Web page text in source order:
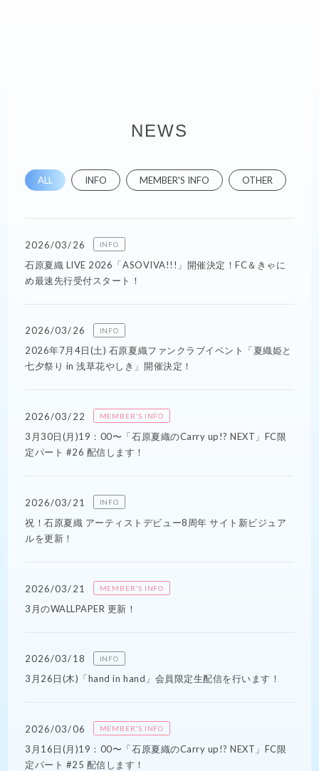
NEWS
ALL INFO MEMBER'S INFO OTHER
2026/03/26 INFO
石原夏織 LIVE 2026「ASOVIVA!!!」開催決定！FC＆きゃに
め最速先行受付スタート！
2026/03/26 INFO
2026年7月4日(土) 石原夏織ファンクラブイベント「夏織姫と
七夕祭り in 浅草花やしき」開催決定！
2026/03/22 MEMBER'S INFO
3月30日(月)19：00〜「石原夏織のCarry up!? NEXT」FC限
定パート #26 配信します！
2026/03/21 INFO
祝！石原夏織 アーティストデビュー8周年 サイト新ビジュア
ルを更新！
2026/03/21 MEMBER'S INFO
3月のWALLPAPER 更新！
2026/03/18 INFO
3月26日(木)「hand in hand」会員限定生配信を行います！
2026/03/06 MEMBER'S INFO
3月16日(月)19：00〜「石原夏織のCarry up!? NEXT」FC限
定パート #25 配信します！